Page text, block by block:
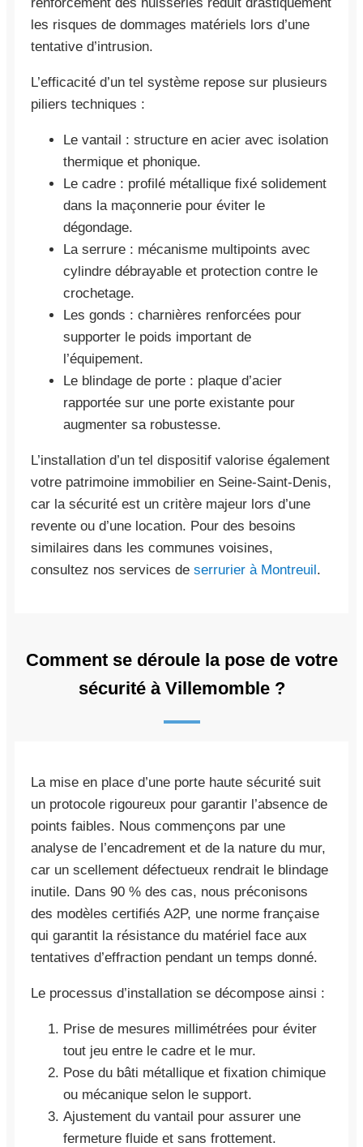
les risques de dommages matériels lors d’une
tentative d’intrusion.
L’efficacité d’un tel système repose sur plusieurs
piliers techniques :
Le vantail : structure en acier avec isolation
thermique et phonique.
Le cadre : profilé métallique fixé solidement
dans la maçonnerie pour éviter le
dégondage.
La serrure : mécanisme multipoints avec
cylindre débrayable et protection contre le
crochetage.
Les gonds : charnières renforcées pour
supporter le poids important de
l’équipement.
Le blindage de porte : plaque d’acier
rapportée sur une porte existante pour
augmenter sa robustesse.
L’installation d’un tel dispositif valorise également
votre patrimoine immobilier en Seine-Saint-Denis,
car la sécurité est un critère majeur lors d’une
revente ou d’une location. Pour des besoins
similaires dans les communes voisines,
consultez nos services de serrurier à Montreuil.
Comment se déroule la pose de votre
sécurité à Villemomble ?
La mise en place d’une porte haute sécurité suit
un protocole rigoureux pour garantir l’absence de
points faibles. Nous commençons par une
analyse de l’encadrement et de la nature du mur,
car un scellement défectueux rendrait le blindage
inutile. Dans 90 % des cas, nous préconisons
des modèles certifiés A2P, une norme française
qui garantit la résistance du matériel face aux
tentatives d’effraction pendant un temps donné.
Le processus d’installation se décompose ainsi :
Prise de mesures millimétrées pour éviter
tout jeu entre le cadre et le mur.
Pose du bâti métallique et fixation chimique
ou mécanique selon le support.
Ajustement du vantail pour assurer une
fermeture fluide et sans frottement.